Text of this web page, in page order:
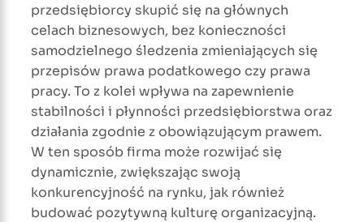
przedsiębiorcy skupić się na głównych
celach biznesowych, bez konieczności
samodzielnego śledzenia zmieniających się
przepisów prawa podatkowego czy prawa
pracy. To z kolei wpływa na zapewnienie
stabilności i płynności przedsiębiorstwa oraz
działania zgodnie z obowiązującym prawem.
W ten sposób firma może rozwijać się
dynamicznie, zwiększając swoją
konkurencyjność na rynku, jak również
budować pozytywną kulturę organizacyjną.